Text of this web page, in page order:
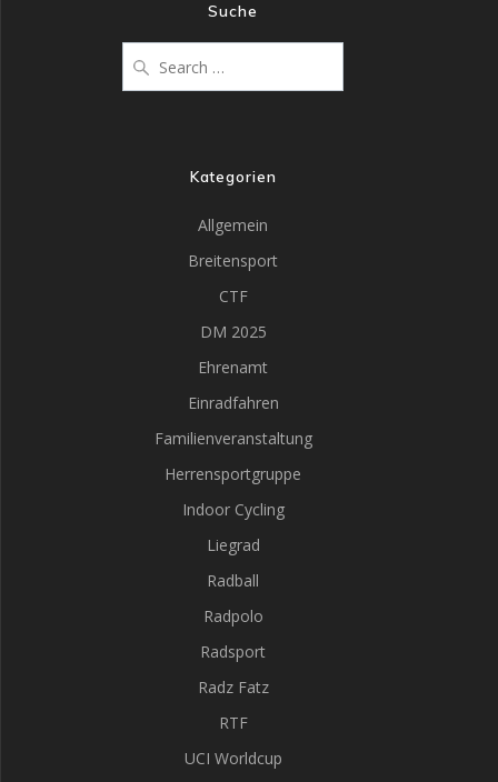
Suche
Kategorien
Allgemein
Breitensport
CTF
DM 2025
Ehrenamt
Einradfahren
Familienveranstaltung
Herrensportgruppe
Indoor Cycling
Liegrad
Radball
Radpolo
Radsport
Radz Fatz
RTF
UCI Worldcup